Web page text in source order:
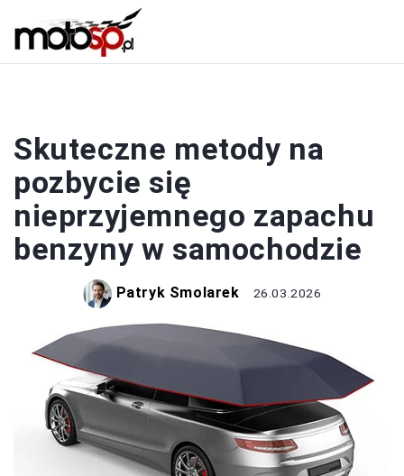
Skuteczne metody na
pozbycie się
nieprzyjemnego zapachu
benzyny w samochodzie
Patryk Smolarek 26.03.2026